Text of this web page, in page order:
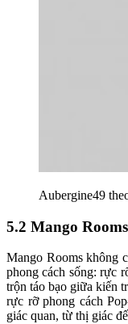
Aubergine49
5.2 Mango Rooms
Mango Rooms không
phong cách sống: rực
trộn táo bạo giữa kiến
rực rỡ phong cách
giác quan, từ thị giác